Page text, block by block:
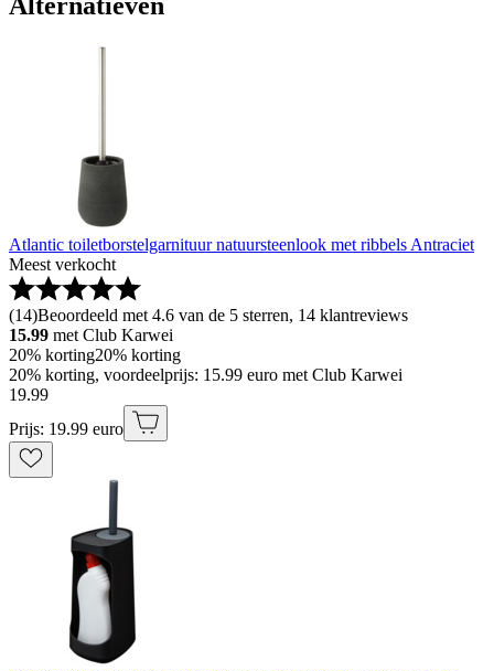
Alternatieven
Atlantic toiletborstelgarnituur natuursteenlook met ribbels Antraciet
Meest verkocht
(14)Beoordeeld met 4.6 van de 5 sterren, 14 klantreviews
15.99 met Club Karwei
20% korting20% korting
20% korting, voordeelprijs: 15.99 euro met Club Karwei
19.99
Prijs: 19.99 euro